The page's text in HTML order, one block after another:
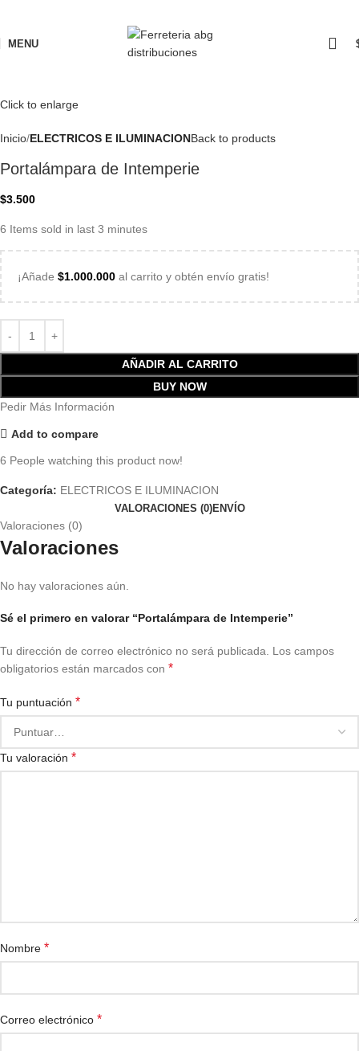
MENU
Click to enlarge
Inicio ELECTRICOS E ILUMINACIONBack to products
Portalámpara de Intemperie
$3.500
6 Items sold in last 3 minutes
¡Añade $1.000.000 al carrito y obtén envío gratis!
AÑADIR AL CARRITO
BUY NOW
Pedir Más Información
Add to compare
6 People watching this product now!
Categoría: ELECTRICOS E ILUMINACION
VALORACIONES (0)ENVÍO
Valoraciones (0)
Valoraciones
No hay valoraciones aún.
Sé el primero en valorar “Portalámpara de Intemperie”
Tu dirección de correo electrónico no será publicada. Los campos
obligatorios están marcados con *
Tu puntuación *
Tu valoración *
Nombre *
Correo electrónico *